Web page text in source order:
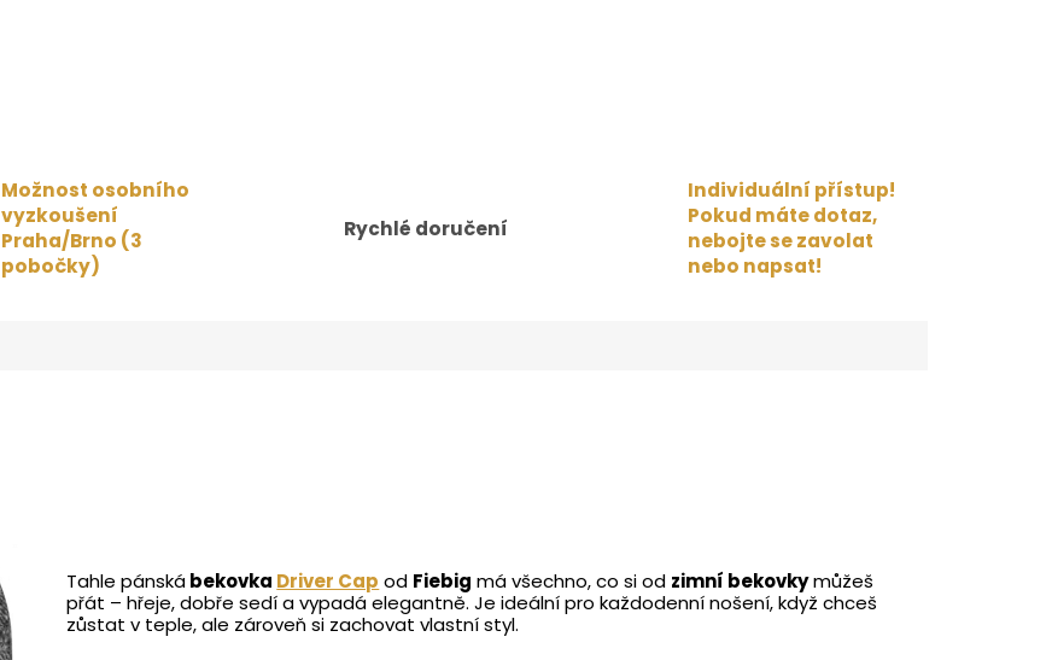
Možnost osobního
vyzkoušení
Praha/Brno (3
pobočky)
Rychlé doručení
Individuální přístup!
Pokud máte dotaz,
nebojte se zavolat
nebo napsat!
Tahle pánskábekovka Driver Cap od Fiebig má všechno, co si od zimní bekovkymůžeš
přát – hřeje, dobře sedí a vypadá elegantně. Je ideální pro každodenní nošení, když chceš
zůstat v teple, ale zároveň si zachovat vlastní styl.